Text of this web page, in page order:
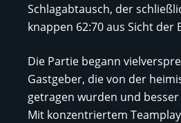
Schlagabtausch, der
knappen 62:70 aus Sicht der
Die Partie begann
Gastgeber, die von der
getragen wurden und
Mit konzentriertem